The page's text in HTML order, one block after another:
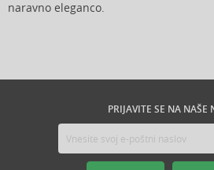
naravno eleganco.
PRIJAVITE SE NA NAŠE